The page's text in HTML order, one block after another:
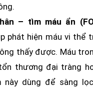
– tìm máu ẩn
phát hiện máu vi thể
thấy được. Máu
thương đại tràng
này dùng để sàng